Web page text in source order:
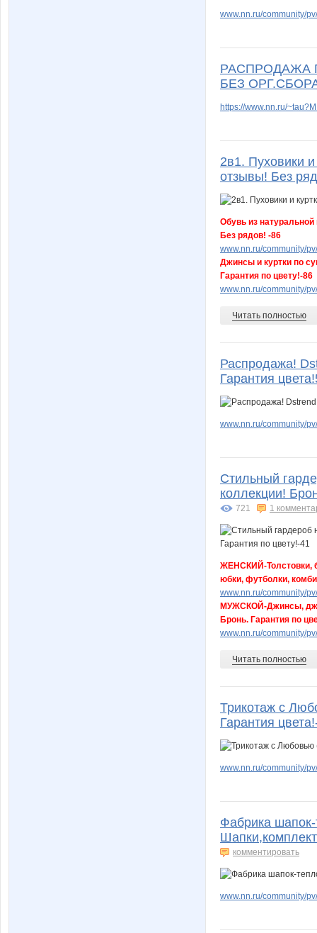
www.nn.ru/community/
РАСПРОДАЖА
БЕЗ
https://www.nn.ru/
2в1. Пуховики
отзывы! Без
Обувь из
Без рядов! -86
www.nn.ru/community/
Джинсы и куртки по
Гарантия по цвету!-86
www.nn.ru/community/
Читать полностью
Распродажа!
Гарантия
www.nn.ru/community/
Стильный
коллекции!
721 1
ЖЕНСКИЙ-Толстовки,
юбки, футболки,
www.nn.ru/community/
МУЖСКОЙ-Джинсы,
Бронь. Гарантия по
www.nn.ru/community/
Читать полностью
Трикотаж с
Гарантия
www.nn.ru/community/
Фабрика
комментировать
www.nn.ru/community/